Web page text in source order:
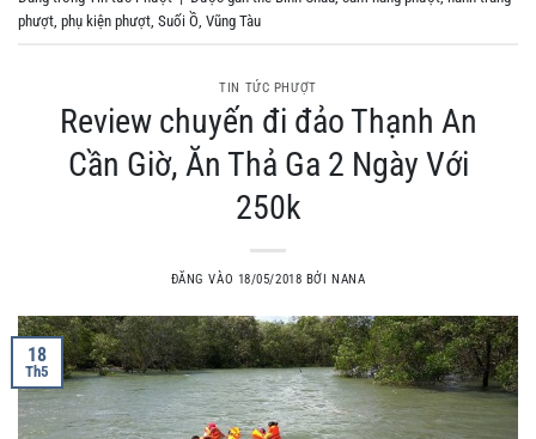
phượt, phụ kiện phượt, Suối Ồ, Vũng Tàu
TIN TỨC PHƯỢT
Review chuyến đi đảo Thạnh An
Cần Giờ, Ăn Thả Ga 2 Ngày Với
250k
ĐĂNG VÀO 18/05/2018 BỞI NANA
18
Th5